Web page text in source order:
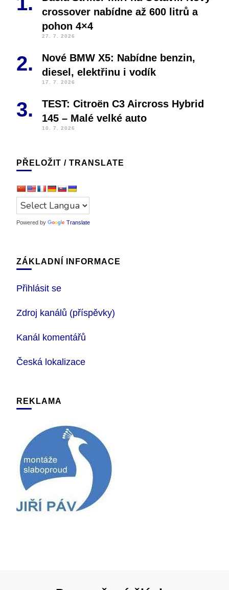
crossover nabídne až 600 litrů a
pohon 4×4
27. 7. 2026
Nové BMW X5: Nabídne benzin,
diesel, elektřinu i vodík
17. 7. 2026
TEST: Citroën C3 Aircross Hybrid
145 – Malé velké auto
10. 7. 2026
PŘELOŽIT / TRANSLATE
Powered by Translate
ZÁKLADNÍ INFORMACE
Přihlásit se
Zdroj kanálů (příspěvky)
Kanál komentářů
Česká lokalizace
REKLAMA